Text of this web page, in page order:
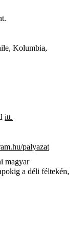
Kolumbia,
itt.
palyazat
magyar
a déli féltekén,